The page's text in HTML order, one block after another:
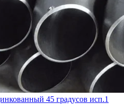
45 градусов исп.1